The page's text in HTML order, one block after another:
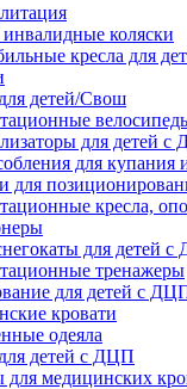
инвалидные коляски
кресла для
детей/Свош
для детей с
для купания
для
кресла,
для детей
тренажеры
для детей с
кровати
одеяла
детей с ДЦП
для медицинских